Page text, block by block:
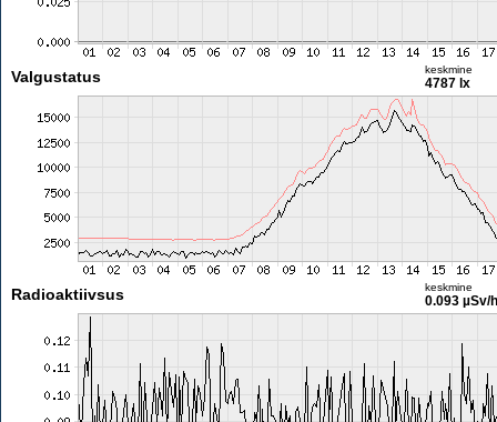
Valgustatus keskmine
4787 lx
Radioaktiivsus keskmine
0.093 µSv/h